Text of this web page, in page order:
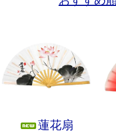
蓮花扇